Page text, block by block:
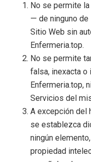
No se permite
— de ninguno
Sitio Web sin
Enfermeria.top.
No se permite
falsa, inexacta o
Enfermeria.top,
Servicios del
A excepción del
se establezca
ningún
propiedad